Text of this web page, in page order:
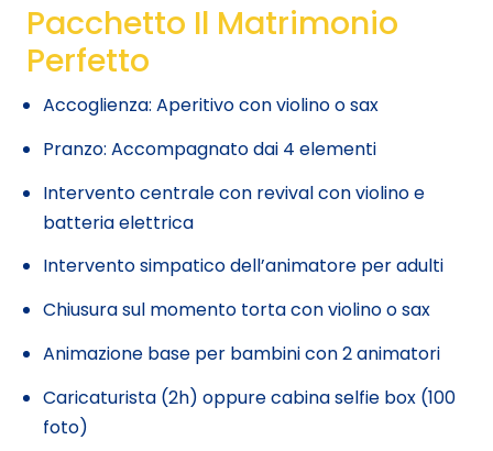
Pacchetto Il Matrimonio
Perfetto
Accoglienza: Aperitivo con violino o sax
Pranzo: Accompagnato dai 4 elementi
Intervento centrale con revival con violino e
batteria elettrica
Intervento simpatico dell’animatore per adulti
Chiusura sul momento torta con violino o sax
Animazione base per bambini con 2 animatori
Caricaturista (2h) oppure cabina selfie box (100
foto)